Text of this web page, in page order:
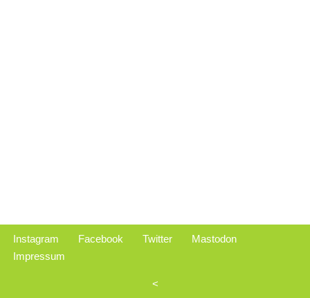
Instagram Facebook Twitter
Mastodon
Impressum
<